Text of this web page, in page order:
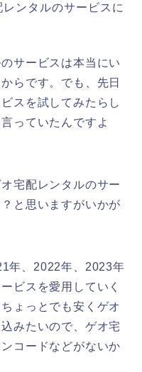
ンタルのサービスに
サービスは本当にい
らです。でも、先日
スを試してみたらし
っていたんですよ
宅配レンタルのサー
と思いますがいかが
年、2022年、2023年
ビスを愛用していく
ょっとでも安くゲオ
みたいので、ゲオ宅
コードなどがないか